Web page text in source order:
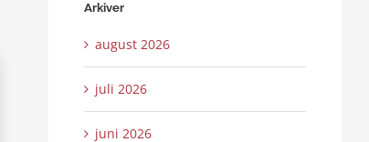
Arkiver
august 2026
juli 2026
juni 2026